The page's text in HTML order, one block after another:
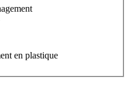
en plastique